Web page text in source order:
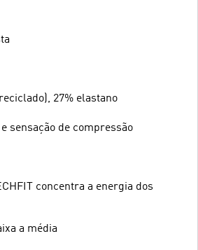
27% elastano
sensação de compressão
concentra a energia dos
a média